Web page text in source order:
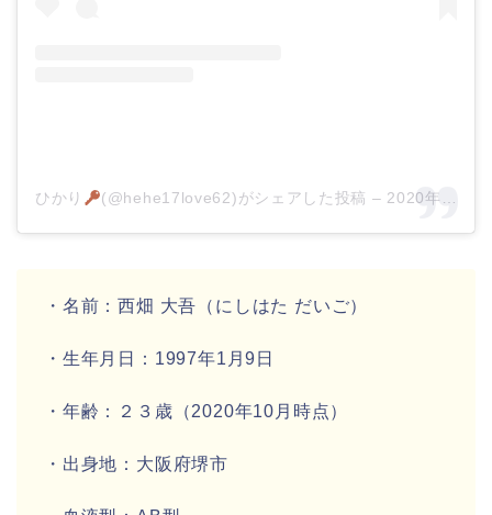
ひかり (@hehe17love62)がシェアした投稿 – 2020年10月月27日午前12時02分PDT
・名前：西畑 大吾 （にしはた だいご）
・生年月日： 1997年1月9日
・年齢： ２３歳 （2020年10月時点）
・出身地： 大阪府堺市